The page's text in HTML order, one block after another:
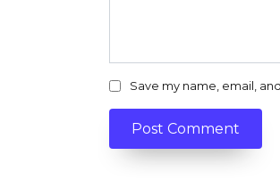
Save my name, email,